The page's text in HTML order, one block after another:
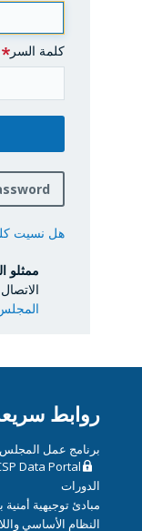
كلمة السر
هل نسيت
ممثلو
روابط
برنامج عمل المجلس
Data Portal
الدورات
مبادئ توجيهية
النظام الأساسي